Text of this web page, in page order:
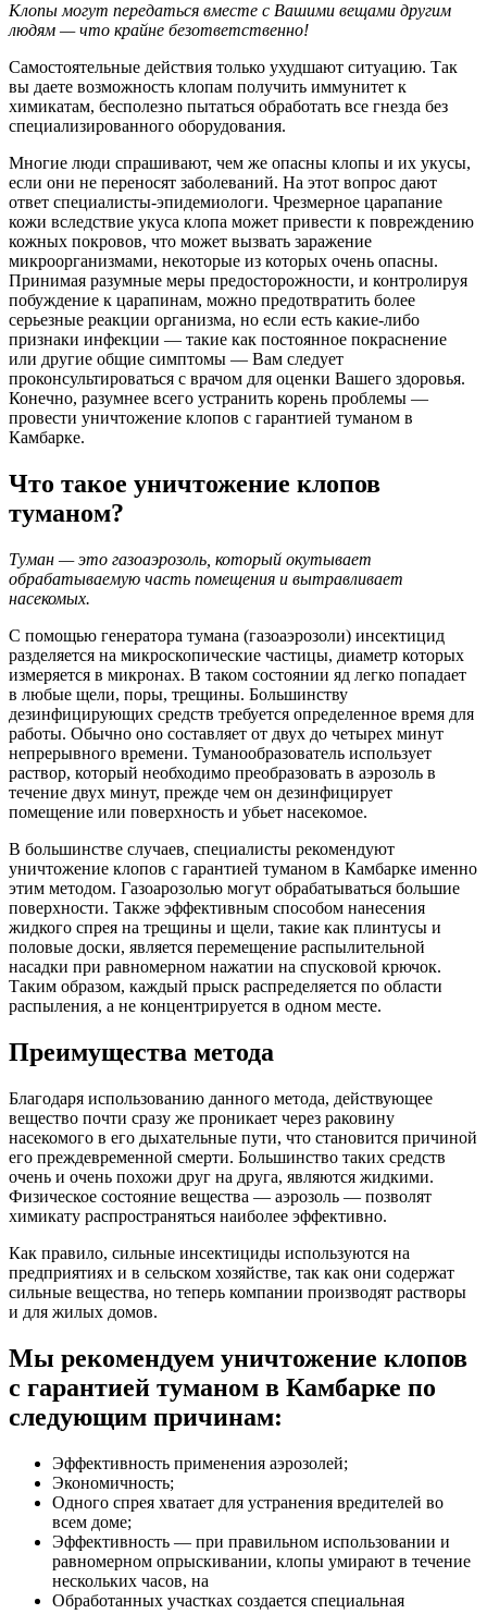
Клопы могут передаться вместе с Вашими вещами другим
людям — что крайне безответственно!
Самостоятельные действия только ухудшают ситуацию. Так
вы даете возможность клопам получить иммунитет к
химикатам, бесполезно пытаться обработать все гнезда без
специализированного оборудования.
Многие люди спрашивают, чем же опасны клопы и их укусы,
если они не переносят заболеваний. На этот вопрос дают
ответ специалисты-эпидемиологи. Чрезмерное царапание
кожи вследствие укуса клопа может привести к повреждению
кожных покровов, что может вызвать заражение
микроорганизмами, некоторые из которых очень опасны.
Принимая разумные меры предосторожности, и контролируя
побуждение к царапинам, можно предотвратить более
серьезные реакции организма, но если есть какие-либо
признаки инфекции — такие как постоянное покраснение
или другие общие симптомы — Вам следует
проконсультироваться с врачом для оценки Вашего здоровья.
Конечно, разумнее всего устранить корень проблемы —
провести уничтожение клопов с гарантией туманом в
Камбарке.
Что такое уничтожение клопов
туманом?
Туман — это газоаэрозоль, который окутывает
обрабатываемую часть помещения и вытравливает
насекомых.
С помощью генератора тумана (газоаэрозоли) инсектицид
разделяется на микроскопические частицы, диаметр которых
измеряется в микронах. В таком состоянии яд легко попадает
в любые щели, поры, трещины. Большинству
дезинфицирующих средств требуется определенное время для
работы. Обычно оно составляет от двух до четырех минут
непрерывного времени. Туманообразователь использует
раствор, который необходимо преобразовать в аэрозоль в
течение двух минут, прежде чем он дезинфицирует
помещение или поверхность и убьет насекомое.
В большинстве случаев, специалисты рекомендуют
уничтожение клопов с гарантией туманом в Камбарке именно
этим методом. Газоарозолью могут обрабатываться большие
поверхности. Также эффективным способом нанесения
жидкого спрея на трещины и щели, такие как плинтусы и
половые доски, является перемещение распылительной
насадки при равномерном нажатии на спусковой крючок.
Таким образом, каждый прыск распределяется по области
распыления, а не концентрируется в одном месте.
Преимущества метода
Благодаря использованию данного метода, действующее
вещество почти сразу же проникает через раковину
насекомого в его дыхательные пути, что становится причиной
его преждевременной смерти. Большинство таких средств
очень и очень похожи друг на друга, являются жидкими.
Физическое состояние вещества — аэрозоль — позволят
химикату распространяться наиболее эффективно.
Как правило, сильные инсектициды используются на
предприятиях и в сельском хозяйстве, так как они содержат
сильные вещества, но теперь компании производят растворы
и для жилых домов.
Мы рекомендуем уничтожение клопов
с гарантией туманом в Камбарке по
следующим причинам:
Эффективность применения аэрозолей;
Экономичность;
Одного спрея хватает для устранения вредителей во
всем доме;
Эффективность — при правильном использовании и
равномерном опрыскивании, клопы умирают в течение
нескольких часов, на
Обработанных участках создается специальная